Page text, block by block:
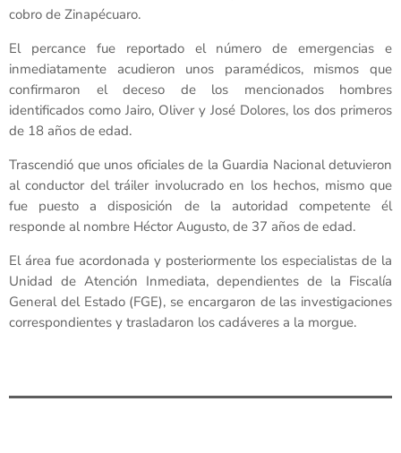
cobro de Zinapécuaro.
El percance fue reportado el número de emergencias e
inmediatamente acudieron unos paramédicos, mismos que
confirmaron el deceso de los mencionados hombres
identificados como Jairo, Oliver y José Dolores, los dos primeros
de 18 años de edad.
Trascendió que unos oficiales de la Guardia Nacional detuvieron
al conductor del tráiler involucrado en los hechos, mismo que
fue puesto a disposición de la autoridad competente él
responde al nombre Héctor Augusto, de 37 años de edad.
El área fue acordonada y posteriormente los especialistas de la
Unidad de Atención Inmediata, dependientes de la Fiscalía
General del Estado (FGE), se encargaron de las investigaciones
correspondientes y trasladaron los cadáveres a la morgue.